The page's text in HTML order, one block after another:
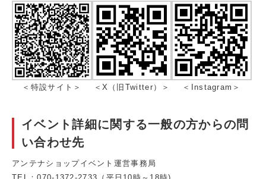
＜特設サイト＞ ＜X（旧Twitter）＞ ＜Instagram＞
イベント詳細に関する一般の方からの問
い合わせ先
アンテナショップイベント運営事務局